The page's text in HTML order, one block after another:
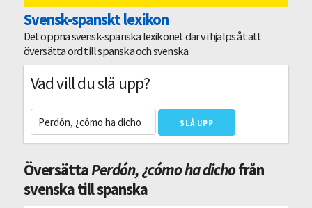
Svensk-spanskt lexikon
Det öppna svensk-spanska lexikonet där vi hjälps åt att
översätta ord till spanska och svenska.
Vad vill du slå upp?
ÖversättaPerdón, ¿cómo ha dichofrån
svenska till spanska